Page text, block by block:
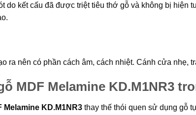
do kết cấu đã được triệt tiêu thớ gỗ và không bị
ra nên có phần cách âm, cách nhiệt. Cánh cửa nhẹ,
MDF Melamine KD.M1NR3
KD.M1NR3 thay thế thói quen sử dụng gỗ